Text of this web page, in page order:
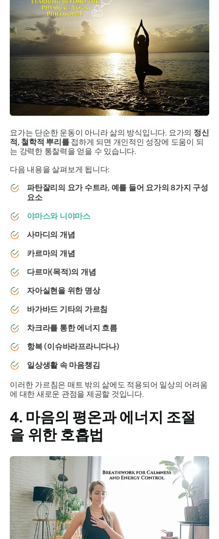
요가는 단순한 운동이 아니라 삶의 방식입니다. 요가의 정신
적, 철학적 뿌리를접하게 되면 개인적인 성장에 도움이 되
는 강력한 통찰력을 얻을 수 있습니다.
다음 내용을 살펴보게 됩니다:
파탄잘리의 요가 수트라, 예를 들어 요가의 8가지 구성
요소
야마스와 니야마스
사마디의 개념
카르마의 개념
다르마(목적)의 개념
자아실현을 위한 명상
바가바드 기타의 가르침
차크라를 통한 에너지 흐름
항복 (이슈바라프라니다나)
일상생활 속 마음챙김
이러한 가르침은 매트 밖의 삶에도 적용되어 일상의 어려움
에 대한 새로운 관점을 제공할 것입니다.
4. 마음의 평온과 에너지 조절
을 위한 호흡법